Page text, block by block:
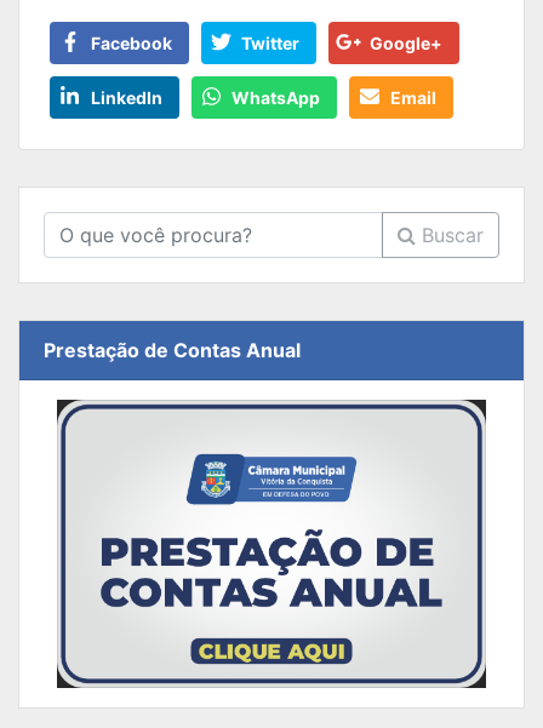
Facebook Twitter Google+
LinkedIn WhatsApp Email
Buscar
Prestação de Contas Anual